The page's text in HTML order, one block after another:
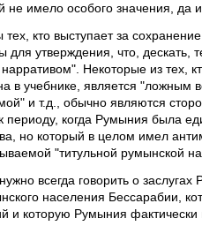
не имело особого значения,
кто выступает за
для утверждения, что,
Некоторые из тех,
в учебнике, является "ложным
и т.д., обычно являются
периоду, когда Румыния была
но который в целом имел
"титульной румынской
всегда говорить о
населения Бессарабии,
и которую Румыния